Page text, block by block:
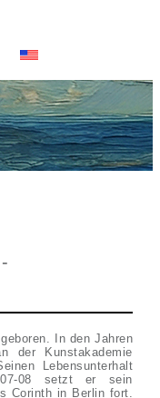
In den Jahren
der Kunstakademie
Lebensunterhalt
08 setzt er sein
Corinth in Berlin fort.